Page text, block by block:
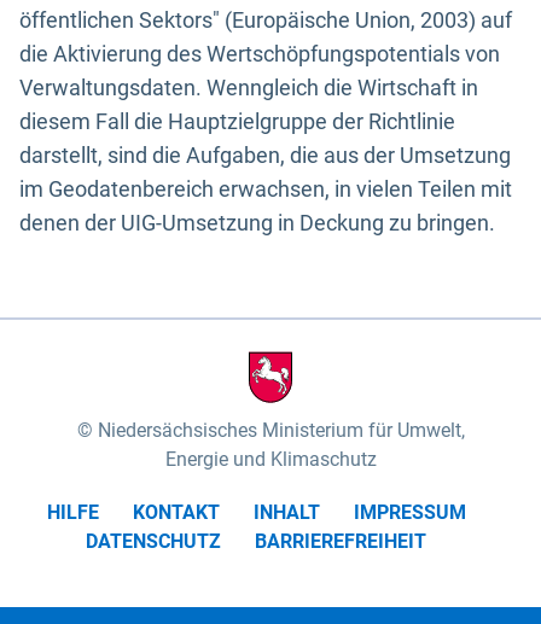
öffentlichen Sektors" (Europäische Union, 2003) auf
die Aktivierung des Wertschöpfungspotentials von
Verwaltungsdaten. Wenngleich die Wirtschaft in
diesem Fall die Hauptzielgruppe der Richtlinie
darstellt, sind die Aufgaben, die aus der Umsetzung
im Geodatenbereich erwachsen, in vielen Teilen mit
denen der UIG-Umsetzung in Deckung zu bringen.
Niedersächsisches Ministerium für Umwelt,
Energie und Klimaschutz
HILFE KONTAKT INHALT
IMPRESSUM
DATENSCHUTZ
BARRIEREFREIHEIT